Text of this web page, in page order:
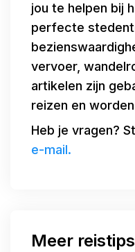
jou te helpen bij
perfecte
vervoer,
artikelen zijn
reizen en
Heb je vragen?
e-mail.
Meer reistips